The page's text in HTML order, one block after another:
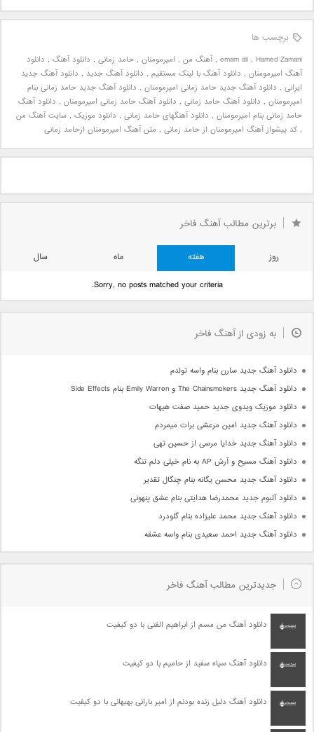
برچسب ها
emam ali , Hamed Zamani
,آهنگ من , امیرمومنان , حامد زمانی , دانلود آهنگ , دانلود
آهنگ امیرمومنان , دانلود آهنگ با لینک مستقیم , دانلود آهنگ جدید , دانلود آهنگ جدید
ایرانی , دانلود آهنگ جدید حامد زمانی امیرمومنان , دانلود آهنگ جدید حامد زمانی بنام
امیرمومنان , دانلود آهنگ حامد زمانی , دانلود آهنگ حامد زمانی امیرمومنان , دانلود آهنگ
حامد زمانی بنام امیرمومنان , دانلود آهنگهای حامد زمانی , دانلود موزیک , سایت آهنگ من
, کد پیشواز آهنگ امیرمومنان از حامد زمانی , متن آهنگ امیرمومنان ازحامد زمانی
برترین مطالب آهنگ فاخر
روز هفته ماه
سال
Sorry, no posts matched your criteria.
به زودی از آهنگ فاخر
دانلود آهنگ جدید سارن بنام واسه تولدم
دانلود آهنگ جدید The Chainsmokers و Emily Warren بنام Side Effects
دانلود موزیک ویدوی جدید حمید صفت هیهات
دانلود آهنگ جدید امین مرعشی برات میمردم
دانلود آهنگ جدید خدایا مرسی از حسین تهی
دانلود آهنگ مسیح و آرش AP به نام خیلی دلم تنگه
دانلود آهنگ جدید محسن یگانه بنام چنگال تقدیر
دانلود آلبوم جدید محمدرضا هدایتی بنام عشق پنهونی
دانلود آهنگ جدید محمد علیزاده بنام گلودرد
دانلود آهنگ جدید احمد سعیدی بنام واسه عشقه
جدیدترین مطالب آهنگ فاخر
دانلود آهنگ من مسم از ابراهیم الفتی با دو کیفیت
دانلود آهنگ سیاه سفید از حامیم با دو کیفیت
دانلود آهنگ دلیل زنده بودنم از امیر بارانی بهبهانی با دو کیفیت